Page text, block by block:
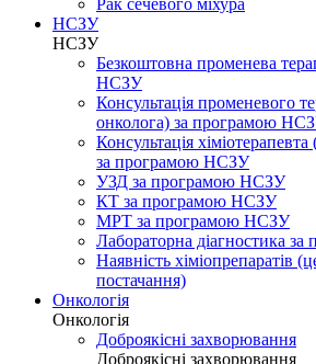
Рак сечевого міхура
НСЗУ
НСЗУ
Безкоштовна променева
НСЗУ
Консультація променевого
онколога) за програмою
Консультація
за програмою НСЗУ
УЗД за програмою НСЗУ
КТ за програмою НСЗУ
МРТ за програмою НСЗУ
Лабораторна діагностика
Наявність хіміопрепаратів
постачання)
Онкологія
Онкологія
Доброякісні захворювання
Доброякісні захворювання